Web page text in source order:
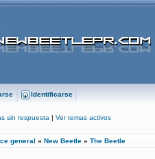
Identificarse
sin respuesta | Ver temas activos
general » New Beetle » The Beetle